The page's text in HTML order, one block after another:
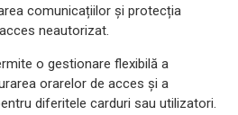
comunicațiilor și protecția
neautorizat.
o gestionare flexibilă a
orarelor de acces și a
diferitele carduri sau utilizatori.